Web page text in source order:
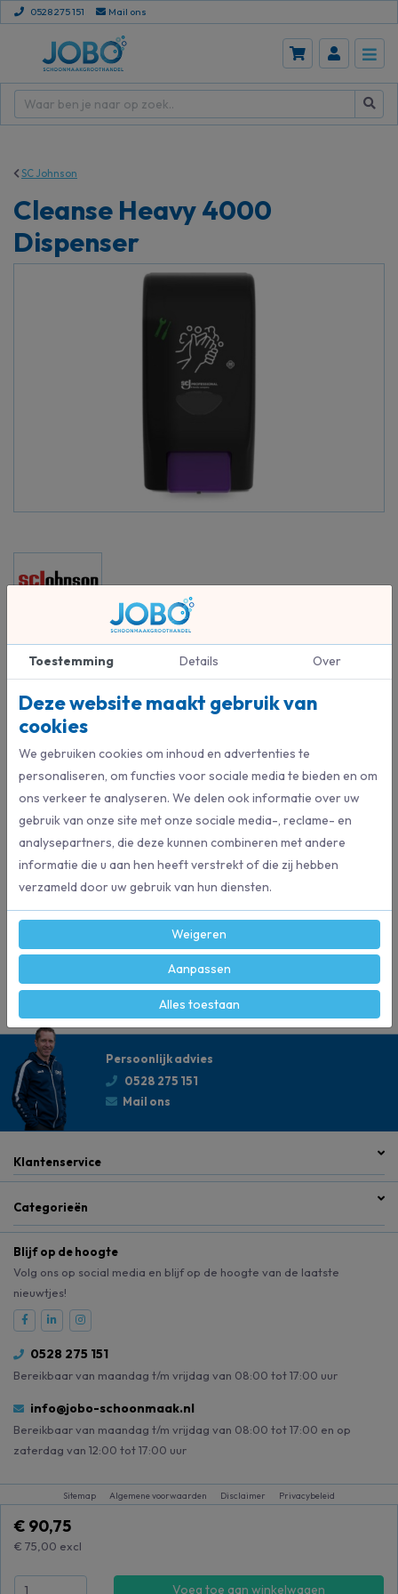
0528 275 151 Mail ons
SC Johnson
Cleanse Heavy 4000
Dispenser
€ 90,75
€ 75,00 excl
Voeg toe aan winkelwagen
Beschrijving
Specificaties
Artikelnummer 9749
EAN
Merk sc johnson professional
Persoonlijk advies
0528 275 151
Mail ons
Klantenservice
Categorieën
Blijf op de hoogte
Volg ons op social media en blijf op de hoogte van de laatste
nieuwtjes!
0528 275 151
Bereikbaar van maandag t/m vrijdag van 08:00 tot 17:00 uur
info@jobo-schoonmaak.nl
Bereikbaar van maandag t/m vrijdag van 08:00 tot 17:00 en op
zaterdag van 12:00 tot 17:00 uur
Sitemap Algemene voorwaarden Disclaimer Privacybeleid
Toestemming Details Over
Deze website maakt gebruik van
cookies
We gebruiken cookies om inhoud en advertenties te
personaliseren, om functies voor sociale media te bieden en om
ons verkeer te analyseren. We delen ook informatie over uw
gebruik van onze site met onze sociale media-, reclame- en
analysepartners, die deze kunnen combineren met andere
informatie die u aan hen heeft verstrekt of die zij hebben
verzameld door uw gebruik van hun diensten.
Weigeren
Aanpassen
Alles toestaan